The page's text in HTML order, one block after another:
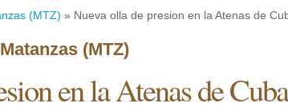
(MTZ) » Nueva olla de presion en la Atenas de
(MTZ)
en la Atenas de